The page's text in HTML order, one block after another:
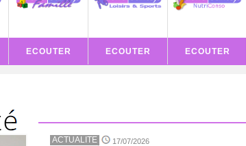
ECOUTER ECOUTER ECOUTER
ACTUALITE 17/07/2026